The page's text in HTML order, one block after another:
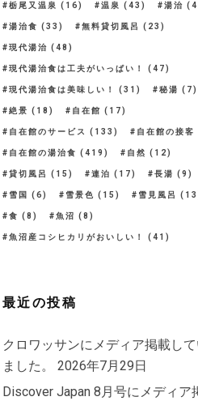
栃尾又温泉 (16) 温泉 (43) 湯治
湯治食 (33) 無料貸切風呂 (23)
現代湯治 (48)
現代湯治食は工夫がいっぱい！ (47)
現代湯治食は美味しい！ (31) 秘湯 (7)
絶景 (18) 自在館 (17)
自在館のサービス (133) 自在館の接客
自在館の湯治食 (419) 自然 (12)
貸切風呂 (15) 連泊 (17) 長湯 (9)
雪国 (6) 雪景色 (15) 雪見風呂
食 (8) 魚沼 (8)
魚沼産コシヒカリがおいしい！ (41)
最近の投稿
クロワッサンにメディア掲載し
ました。
2026年7月29日
Discover Japan 8月号にメディア